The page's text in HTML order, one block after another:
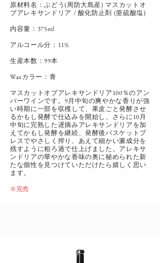
原材料名：ぶどう(周防大島産) マスカットオ
ブアレキサンドリア / 酸化防止剤 (亜硫酸塩)
内容量：375ml
アルコール分：11%
​生産本数：99本
Waxカラー：青
マスカットオブアレキサンドリア100％のアン
バーワインです。9月中旬の爽やかな香りが強
い時期に一部を収穫して、果皮ごと発酵させ
るかもし発酵で仕込みを開始し、さらに10月
中旬に完熟した遅摘みアレキサンドリアを加
えてかもし発酵を継続、発酵後バスケットプ
レスでやさしく搾り、あえて細かい澱成分を
残すように粗ろ過で仕上げました。アレキサ
ンドリアの華やかな香味の奥に秘められた新
たな個性を見つけていただけたら嬉しく思い
ます。
※完売